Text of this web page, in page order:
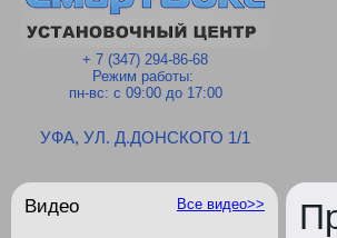
+ 7 (347) 294-86-68
Режим работы:
пн-вс: с 09:00 до 17:00
УФА, УЛ. Д.ДОНСКОГО 1/1
Видео Все видео>>